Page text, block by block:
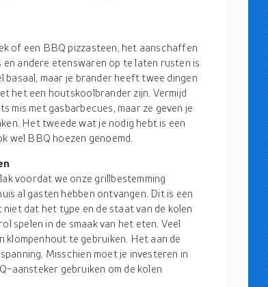
of een BBQ pizzasteen, het aanschaffen
andere etenswaren op te laten rusten is
basaal, maar je brander heeft twee dingen
het een houtskoolbrander zijn. Vermijd
mis met gasbarbecues, maar ze geven je
Het tweede wat je nodig hebt is een
wel BBQ hoezen genoemd.
voordat we onze grillbestemming
al gasten hebben ontvangen. Dit is een
dat het type en de staat van de kolen
spelen in de smaak van het eten. Veel
te gebruiken. Het aan de
Misschien moet je investeren in
aansteker gebruiken om de kolen